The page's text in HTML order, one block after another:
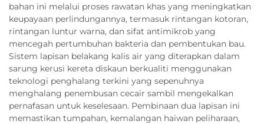
bahan ini melalui proses rawatan khas yang meningkatkan
keupayaan perlindungannya, termasuk rintangan kotoran,
rintangan luntur warna, dan sifat antimikrob yang
mencegah pertumbuhan bakteria dan pembentukan bau.
Sistem lapisan belakang kalis air yang diterapkan dalam
sarung kerusi kereta diskaun berkualiti menggunakan
teknologi penghalang terkini yang sepenuhnya
menghalang penembusan cecair sambil mengekalkan
pernafasan untuk keselesaan. Pembinaan dua lapisan ini
memastikan tumpahan, kemalangan haiwan peliharaan,